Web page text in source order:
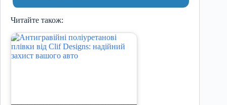
Читайте також: